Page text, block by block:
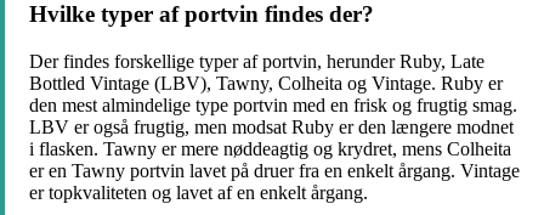
Hvilke typer af portvin findes der?
Der findes forskellige typer af portvin, herunder Ruby, Late
Bottled Vintage (LBV), Tawny, Colheita og Vintage. Ruby er
den mest almindelige type portvin med en frisk og frugtig smag.
LBV er også frugtig, men modsat Ruby er den længere modnet
i flasken. Tawny er mere nøddeagtig og krydret, mens Colheita
er en Tawny portvin lavet på druer fra en enkelt årgang. Vintage
er topkvaliteten og lavet af en enkelt årgang.